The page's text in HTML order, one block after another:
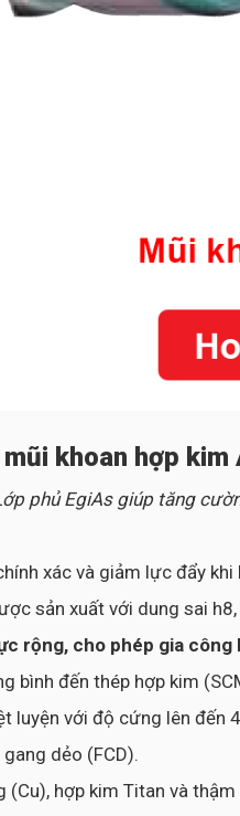
khoan hợp kim
phủ EgiAs giúp tăng
xác và giảm lực đẩy khi
sản xuất với dung sai
rộng, cho phép gia
bình đến thép hợp kim
luyện với độ cứng lên đến
dẻo (FCD).
(Cu), hợp kim Titan và